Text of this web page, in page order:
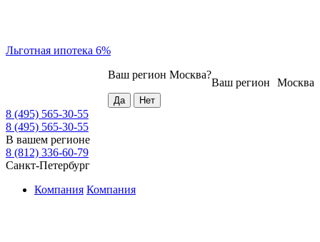
Льготная ипотека 6%
Москва
Ваш регион
Ваш регион Москва?
8 (495) 565-30-55
8 (495) 565-30-55
В вашем регионе
8 (812) 336-60-79
Санкт-Петербург
Компания Компания